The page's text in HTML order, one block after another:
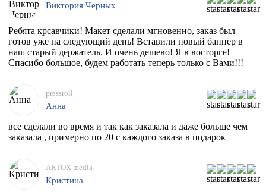
Виктория Черных
Ребята крсавчики! Макет сделали мгновенно, заказ был
готов уже на следующий день! Вставили новый баннер в
наш старый держатель. И очень дешево! Я в восторге!
Спасибо большое, будем работать теперь только с Вами!!!
pressroll
Анна
все сделали во время и так как заказала и даже больше чем
заказала , примерно по 20 с каждого заказа в подарок
ARTOX media
Кристина